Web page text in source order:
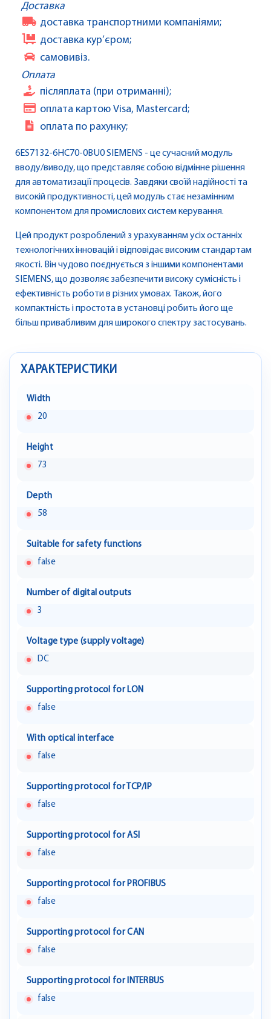
Доставка
доставка транспортними компаніями;
доставка кур’єром;
самовивіз.
Оплата
післяплата (при отриманні);
оплата картою Visa, Mastercard;
оплата по рахунку;
6ES7132-6HC70-0BU0 SIEMENS - це сучасний модуль
вводу/виводу, що представляє собою відмінне рішення
для автоматизації процесів. Завдяки своїй надійності та
високій продуктивності, цей модуль стає незамінним
компонентом для промислових систем керування.
Цей продукт розроблений з урахуванням усіх останніх
технологічних інновацій і відповідає високим стандартам
якості. Він чудово поєднується з іншими компонентами
SIEMENS, що дозволяє забезпечити високу сумісність і
ефективність роботи в різних умовах. Також, його
компактність і простота в установці робить його ще
більш привабливим для широкого спектру застосувань.
ХАРАКТЕРИСТИКИ
Width
20
Height
73
Depth
58
Suitable for safety functions
false
Number of digital outputs
3
Voltage type (supply voltage)
DC
Supporting protocol for LON
false
With optical interface
false
Supporting protocol for TCP/IP
false
Supporting protocol for ASI
false
Supporting protocol for PROFIBUS
false
Supporting protocol for CAN
false
Supporting protocol for INTERBUS
false